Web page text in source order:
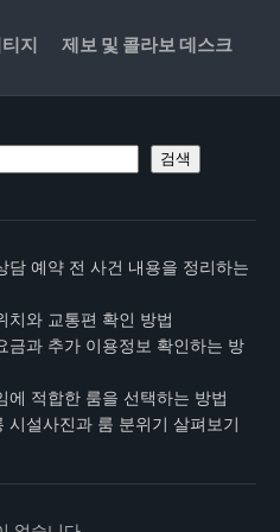
지 제보 및 콜라보 데스크
검색
담 예약 전 사건 내용을 정리하는
치와 교통편 확인 방법
금과 추가 이용정보 확인하는 방
에 적합한 룸을 선택하는 방법
시설사진과 룸 분위기 살펴보기